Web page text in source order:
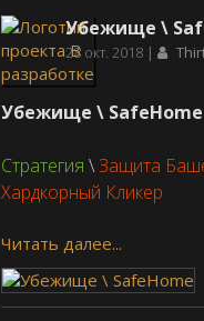
Убежище \
Дата
публикации
28 окт. 2018
Убежище \ SafeHome
Стратегия \Защита
Хардкорный Кликер
Читать далее...